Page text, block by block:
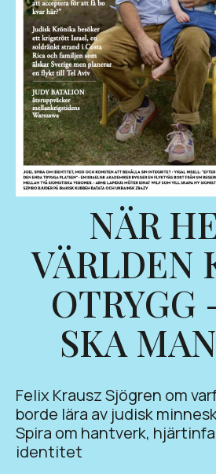
NÄR
VÄRLDEN
OTRYGG
SKA
Felix Krausz Sjögren om
borde lära av judisk
Spira om hantverk,
identitet